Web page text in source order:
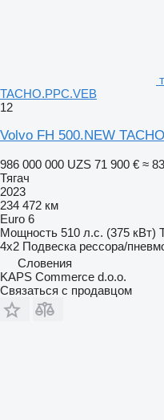
TACHO.PPC.VEB
12
Volvo FH 500.NEW
986 000 000 UZS 71 900 € ≈
Тягач
2023
234 472 км
Euro 6
Мощность 510 л.с. (375 кВт)
4x2 Подвеска рессора/
Словения
KAPS Commerce d.o.o.
Связаться с продавцом